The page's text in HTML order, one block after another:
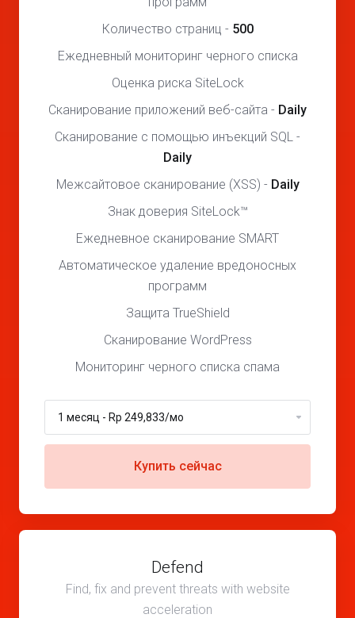
Количество страниц - 500
Ежедневный мониторинг черного списка
Оценка риска SiteLock
Сканирование приложений веб-сайта - Daily
Сканирование с помощью инъекций SQL -
Daily
Межсайтовое сканирование (XSS) - Daily
Знак доверия SiteLock™
Ежедневное сканирование SMART
Автоматическое удаление вредоносных
программ
Защита TrueShield
Сканирование WordPress
Мониторинг черного списка спама
Купить сейчас
Defend
Find, fix and prevent threats with website
acceleration